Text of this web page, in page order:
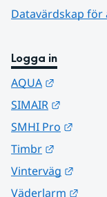
Datavärdskap
Logga in
AQUA
SIMAIR
SMHI Pro
Timbr
Vinterväg
Väderlarm